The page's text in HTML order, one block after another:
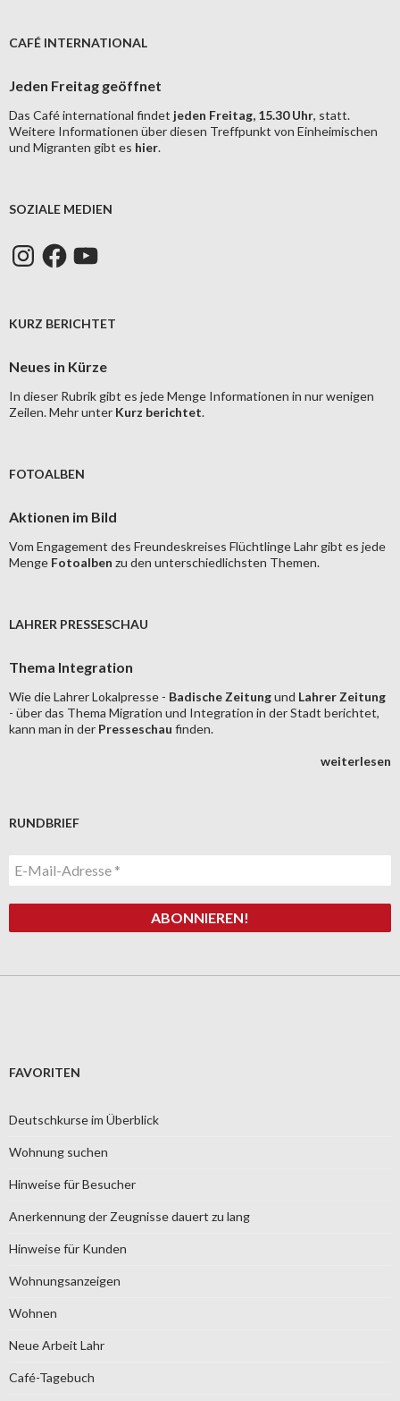
CAFÉ INTERNATIONAL
Jeden Freitag geöffnet
Das Café international findet jeden Freitag, 15.30 Uhr, statt.
Weitere Informationen über diesen Treffpunkt von Einheimischen
und Migranten gibt es hier.
SOZIALE MEDIEN
InstagramFacebookYouTube
KURZ BERICHTET
Neues in Kürze
In dieser Rubrik gibt es jede Menge Informationen in nur wenigen
Zeilen. Mehr unter Kurz berichtet.
FOTOALBEN
Aktionen im Bild
Vom Engagement des Freundeskreises Flüchtlinge Lahr gibt es jede
Menge Fotoalben zu den unterschiedlichsten Themen.
LAHRER PRESSESCHAU
Thema Integration
Wie die Lahrer Lokalpresse - Badische Zeitungund Lahrer Zeitung
- über das Thema Migration und Integration in der Stadt berichtet,
kann man in der Presseschau finden.
weiterlesen
RUNDBRIEF
FAVORITEN
Deutschkurse im Überblick
Wohnung suchen
Hinweise für Besucher
Anerkennung der Zeugnisse dauert zu lang
Hinweise für Kunden
Wohnungsanzeigen
Wohnen
Neue Arbeit Lahr
Café-Tagebuch